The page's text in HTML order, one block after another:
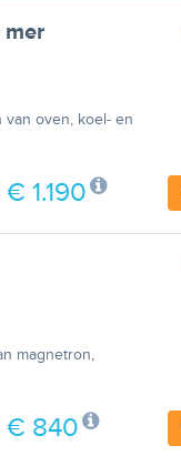
mer
van oven, koel- en
€ 1.190
magnetron,
€ 840